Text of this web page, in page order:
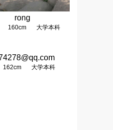
rong
160cm 大学本科
162cm 大学本科